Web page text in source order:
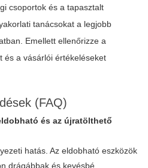
csoportok és a tapasztalt
tanácsokat a legjobb
Emellett ellenőrizze a
és a vásárlói értékeléseket
(FAQ)
és az újratölthető
hatás. Az eldobható eszközök
drágábbak és kevésbé